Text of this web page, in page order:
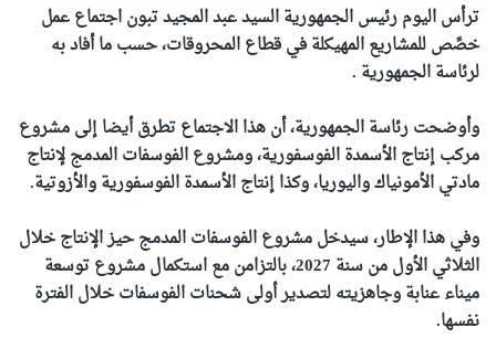
ترأس اليوم رئيس الجمهورية السيد عبد المجيد تبون اجتماع عمل
خصِّص للمشاريع المهيكلة في قطاع المحروقات، حسب ما أفاد به
لرئاسة الجمهورية .
وأوضحت رئاسة الجمهورية، أن هذا الاجتماع تطرق أيضا إلى مشروع
مركب إنتاج الأسمدة الفوسفورية، ومشروع الفوسفات المدمج لإنتاج
مادتي الأمونياك واليوريا، وكذا إنتاج الأسمدة الفوسفورية والأزوتية.
وفي هذا الإطار، سيدخل مشروع الفوسفات المدمج حيز الإنتاج خلال
الثلاثي الأول من سنة 2027، بالتزامن مع استكمال مشروع توسعة
ميناء عنابة وجاهزيته لتصدير أولى شحنات الفوسفات خلال الفترة
نفسها.